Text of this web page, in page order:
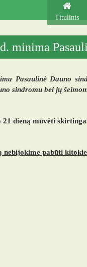
Titulinis
minima
Pasaulinė Dauno
sindromu bei jų
21 dieną mūvėti
nebijokime pabūti